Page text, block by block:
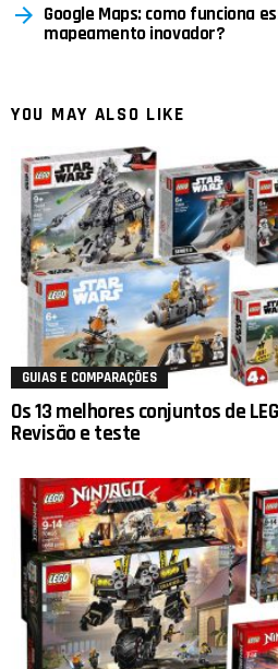
Google Maps: como funciona
mapeamento inovador?
YOU MAY ALSO LIKE
GUIAS E COMPARAÇÕES
Os 13 melhores conjuntos de
Revisão e teste